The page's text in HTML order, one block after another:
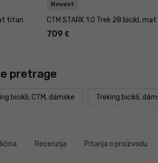
titan
Novost
CTM STARK 1.0 Trek 28 bicikl,
709 €
pretrage
bicikli, CTM, dámske Treking bicikli,
Recenzija Pitanja o proizvodu